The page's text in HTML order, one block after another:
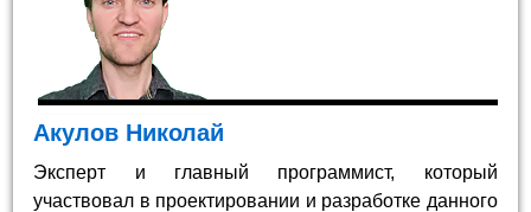
Акулов Николай
Эксперт и главный программист, который
участвовал в проектировании и разработке данного